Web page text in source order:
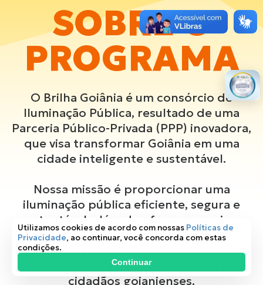
SOBRE O
PROGRAMA
O Brilha Goiânia é um consórcio de
Iluminação Pública, resultado de uma
Parceria Público-Privada (PPP) inovadora,
que visa transformar Goiânia em uma
cidade inteligente e sustentável.
Nossa missão é proporcionar uma
iluminação pública eficiente, segura e
sustentável, além de oferecer serviços
de tecnologia da informação e
comunicação (TIC) de alta qualidade,
para melhorar a qualidade de vida dos
cidadãos goianienses.
Utilizamos cookies de acordo com nossas Políticas de
Privacidade, ao continuar, você concorda com estas
condições.
Continuar